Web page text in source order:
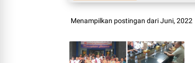
Menampilkan postingan dari Juni, 2022